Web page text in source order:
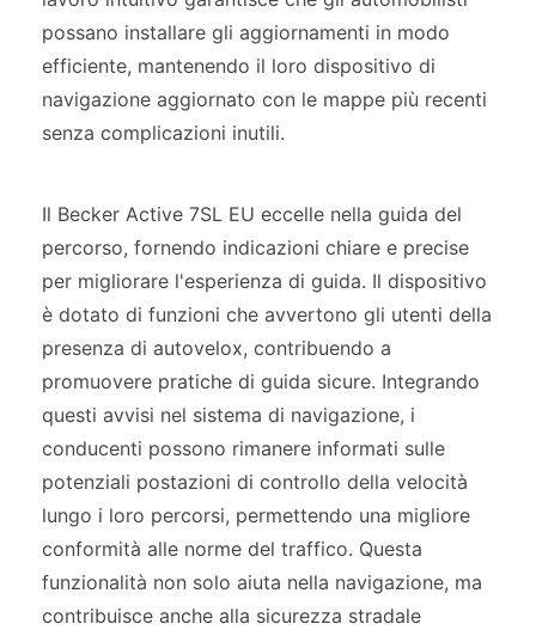
possano installare gli aggiornamenti in modo
efficiente, mantenendo il loro dispositivo di
navigazione aggiornato con le mappe più recenti
senza complicazioni inutili.
Il Becker Active 7SL EU eccelle nella guida del
percorso, fornendo indicazioni chiare e precise
per migliorare l'esperienza di guida. Il dispositivo
è dotato di funzioni che avvertono gli utenti della
presenza di autovelox, contribuendo a
promuovere pratiche di guida sicure. Integrando
questi avvisi nel sistema di navigazione, i
conducenti possono rimanere informati sulle
potenziali postazioni di controllo della velocità
lungo i loro percorsi, permettendo una migliore
conformità alle norme del traffico. Questa
funzionalità non solo aiuta nella navigazione, ma
contribuisce anche alla sicurezza stradale